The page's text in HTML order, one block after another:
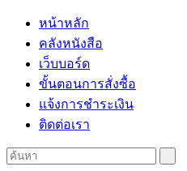
หน้าหลัก
คลังหนังสือ
เว็บบอร์ด
ขั้นตอนการสั่งซื้อ
แจ้งการชำระเงิน
ติดต่อเรา